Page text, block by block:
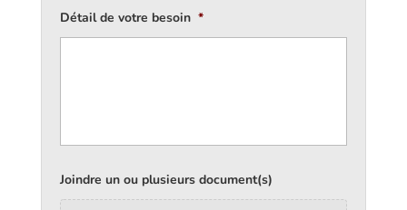
Détail de votre besoin *
Joindre un ou plusieurs document(s)